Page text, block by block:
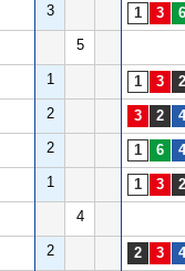
3
5
1
2
2
1
4
2